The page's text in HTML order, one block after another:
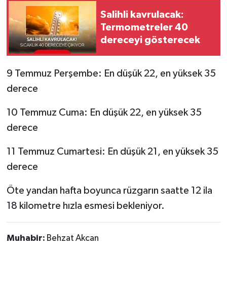
Salihli kavrulacak:
Termometreler 40
dereceyi gösterecek
9 Temmuz Perşembe: En düşük 22, en yüksek 35
derece
10 Temmuz Cuma: En düşük 22, en yüksek 35
derece
11 Temmuz Cumartesi: En düşük 21, en yüksek 35
derece
Öte yandan hafta boyunca rüzgarın saatte 12 ila
18 kilometre hızla esmesi bekleniyor.
Muhabir: Behzat Akcan